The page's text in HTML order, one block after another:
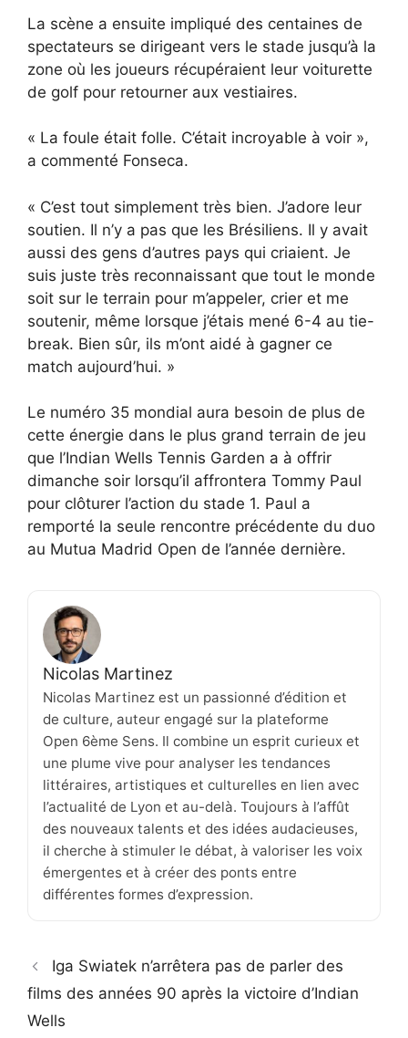
La scène a ensuite impliqué des centaines de
spectateurs se dirigeant vers le stade jusqu’à la
zone où les joueurs récupéraient leur voiturette
de golf pour retourner aux vestiaires.
« La foule était folle. C’était incroyable à voir »,
a commenté Fonseca.
« C’est tout simplement très bien. J’adore leur
soutien. Il n’y a pas que les Brésiliens. Il y avait
aussi des gens d’autres pays qui criaient. Je
suis juste très reconnaissant que tout le monde
soit sur le terrain pour m’appeler, crier et me
soutenir, même lorsque j’étais mené 6-4 au tie-
break. Bien sûr, ils m’ont aidé à gagner ce
match aujourd’hui. »
Le numéro 35 mondial aura besoin de plus de
cette énergie dans le plus grand terrain de jeu
que l’Indian Wells Tennis Garden a à offrir
dimanche soir lorsqu’il affrontera Tommy Paul
pour clôturer l’action du stade 1. Paul a
remporté la seule rencontre précédente du duo
au Mutua Madrid Open de l’année dernière.
Nicolas Martinez
Nicolas Martinez est un passionné d’édition et
de culture, auteur engagé sur la plateforme
Open 6ème Sens. Il combine un esprit curieux et
une plume vive pour analyser les tendances
littéraires, artistiques et culturelles en lien avec
l’actualité de Lyon et au-delà. Toujours à l’affût
des nouveaux talents et des idées audacieuses,
il cherche à stimuler le débat, à valoriser les voix
émergentes et à créer des ponts entre
différentes formes d’expression.
Iga Swiatek n’arrêtera pas de parler des
films des années 90 après la victoire d’Indian
Wells